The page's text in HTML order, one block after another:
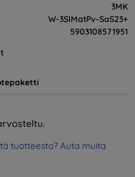
3MK
W-3SlMatPv-SaS23+
5903108571951
tuotteesta? Auta muita